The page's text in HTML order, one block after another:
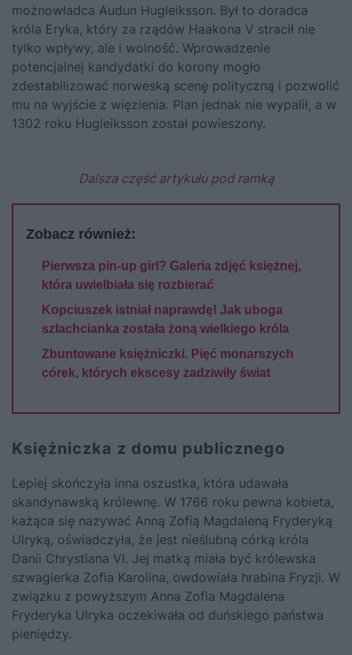
możnowładca Audun Hugleiksson. Był to doradca
króla Eryka, który za rządów Haakona V stracił nie
tylko wpływy, ale i wolność. Wprowadzenie
potencjalnej kandydatki do korony mogło
zdestabilizować norweską scenę polityczną i pozwolić
mu na wyjście z więzienia. Plan jednak nie wypalił, a w
1302 roku Hugleiksson został powieszony.
Dalsza część artykułu pod ramką
Zobacz również:
Pierwsza pin-up girl? Galeria zdjęć księżnej,
która uwielbiała się rozbierać
Kopciuszek istniał naprawdę! Jak uboga
szlachcianka została żoną wielkiego króla
Zbuntowane księżniczki. Pięć monarszych
córek, których ekscesy zadziwiły świat
Księżniczka z domu publicznego
Lepiej skończyła inna oszustka, która udawała
skandynawską królewnę. W 1766 roku pewna kobieta,
każąca się nazywać Anną Zofią Magdaleną Fryderyką
Ulryką, oświadczyła, że jest nieślubną córką króla
Danii Chrystiana VI. Jej matką miała być królewska
szwagierka Zofia Karolina, owdowiała hrabina Fryzji. W
związku z powyższym Anna Zofia Magdalena
Fryderyka Ulryka oczekiwała od duńskiego państwa
pieniędzy.